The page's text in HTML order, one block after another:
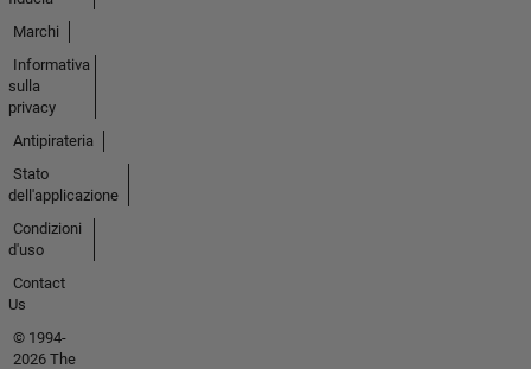
Marchi
Informativa
sulla
privacy
Antipirateria
Stato
dell'applicazione
Condizioni
d'uso
Contact
Us
© 1994-
2026 The